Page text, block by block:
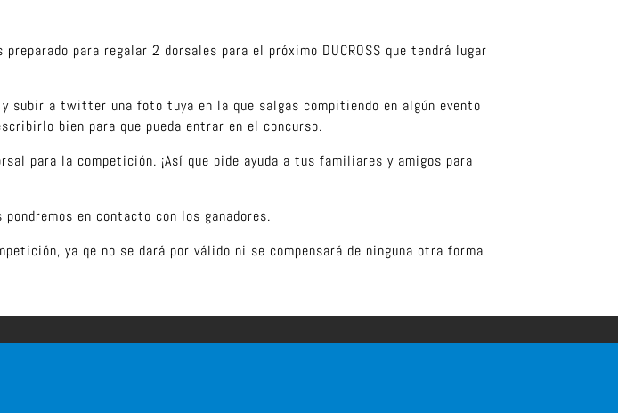
para regalar 2 dorsales para el próximo DUCROSS que tendrá lugar
y subir a twitter una foto tuya en la que salgas compitiendo en algún evento
bien para que pueda entrar en el concurso.
para la competición. ¡Así que pide ayuda a tus familiares y amigos para
en contacto con los ganadores.
ya qe no se dará por válido ni se compensará de ninguna otra forma